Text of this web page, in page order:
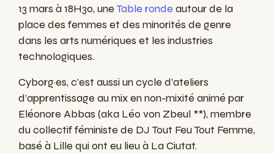
13 mars à 18H30,uneTable ronde autour de la
place des femmes et des minorités de genre
dans les arts numériques et les industries
technologiques.
Cyborg·es, c'est aussi un cycle d’ateliers
d’apprentissage au mix en non-mixité animé par
Eléonore Abbas (aka Léo von Zbeul **), membre
du collectif féministe de DJ Tout Feu Tout Femme,
basé à Lille qui ont eu lieu à La Ciutat.